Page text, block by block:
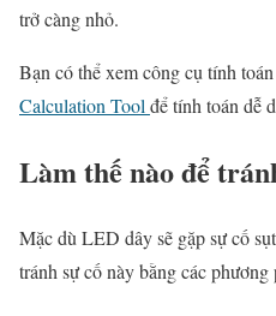
trở càng nhỏ.
Bạn có thể xem công cụ tính
Calculation Toolđể tính toán dễ
Làm thế nào để
Mặc dù LED dây sẽ gặp sự cố
tránh sự cố này bằng các phương